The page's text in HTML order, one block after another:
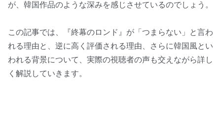
が、韓国作品のような深みを感じさせているのでしょう。
この記事では、『終幕のロンド』が「つまらない」と言わ
れる理由と、逆に高く評価される理由、さらに韓国風とい
われる背景について、実際の視聴者の声も交えながら詳し
く解説していきます。